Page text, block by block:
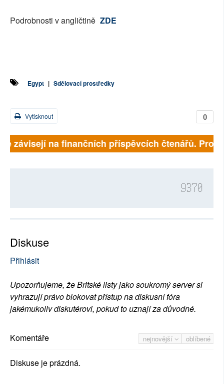
Podrobnosti v angličtině ZDE
Egypt | Sdělovací prostředky
0
Vytisknout
závisejí na finančních příspěvcích čtenářů.
9370
Diskuse
Přihlásit
Upozorňujeme, že Britské listy jako soukromý server si
vyhrazují právo blokovat přístup na diskusní fóra
jakémukoliv diskutérovi, pokud to uznají za důvodné.
nejnovější oblíbené
Komentáře
Diskuse je prázdná.